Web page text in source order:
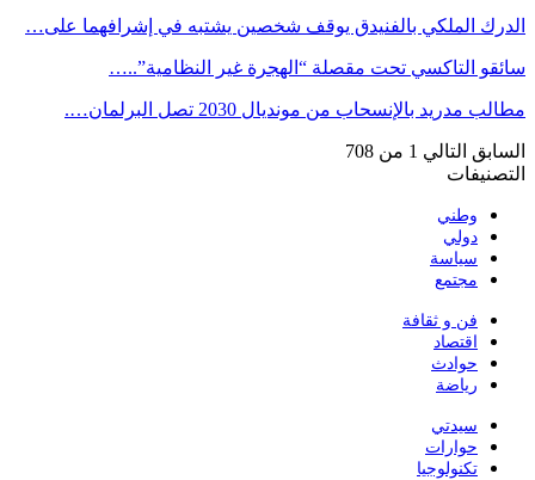
الدرك الملكي بالفنيدق يوقف شخصين يشتبه في إشرافهما على…
سائقو التاكسي تحت مقصلة “الهجرة غير النظامية”..…
مطالب مدريد بالإنسحاب من مونديال 2030 تصل البرلمان….
السابق التالي 1 من 708
التصنيفات
وطني
دولي
سياسة
مجتمع
فن و ثقافة
اقتصاد
حوادث
رياضة
سيدتي
حوارات
تكنولوجيا